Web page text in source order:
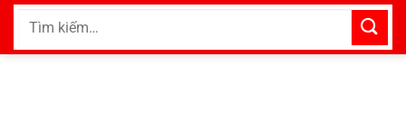
Bỏ
nội
Tìm